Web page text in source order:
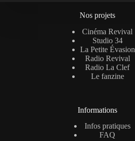
Nos projets
Cinéma Revival
Studio 34
La Petite Évasion
Radio Revival
Radio La Clef
Le fanzine
Informations
Infos pratiques
FAQ